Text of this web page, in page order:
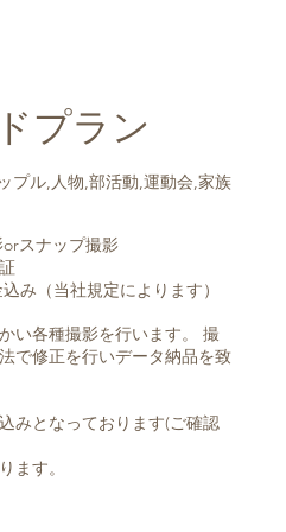
プラン
orスナップ撮影
み（当社規定によります）
い各種撮影を行います。 撮
で修正を行いデータ納品を致
みとなっております(ご確認
ます。
プル,人物,部活動,運動会,家族